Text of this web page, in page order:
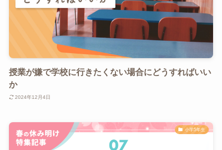
授業が嫌で学校に行きたくない場合にどうすればいい
か
2024年12月4日
小学5年生